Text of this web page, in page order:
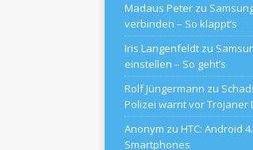
Madaus Peter zu
verbinden – So klappt’s
Iris Langenfeldt zu
einstellen – So geht’s
Rolf Jüngermann zu
Polizei warnt vor Trojaner
Anonym zu HTC: Android
Smartphones